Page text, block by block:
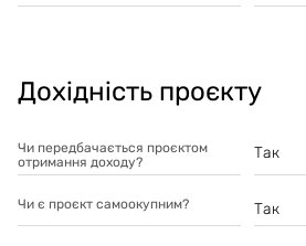
Дохідність проєкту
Чи передбачається проєктом
отримання доходу?
Так
Чи є проєкт самоокупним? Так